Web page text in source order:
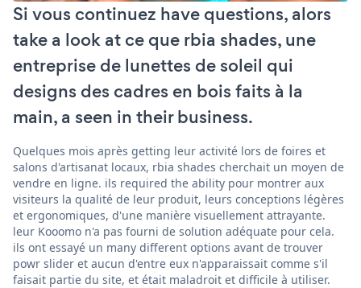
Si vous continuez have questions, alors
take a look at ce que rbia shades, une
entreprise de lunettes de soleil qui
designs des cadres en bois faits à la
main, a seen in their business.
Quelques mois après getting leur activité lors de foires et
salons d'artisanat locaux, rbia shades cherchait un moyen de
vendre en ligne. ils required the ability pour montrer aux
visiteurs la qualité de leur produit, leurs conceptions légères
et ergonomiques, d'une manière visuellement attrayante.
leur Kooomo n'a pas fourni de solution adéquate pour cela.
ils ont essayé un many different options avant de trouver
powr slider et aucun d'entre eux n'apparaissait comme s'il
faisait partie du site, et était maladroit et difficile à utiliser.